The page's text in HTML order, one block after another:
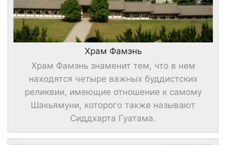
Храм Фамэнь
Храм Фамэнь знаменит тем, что в нем
находятся четыре важных буддистских
реликвии, имеющие отношение к самому
Шакьямуни, которого также называют
Сиддхарта Гуатама.